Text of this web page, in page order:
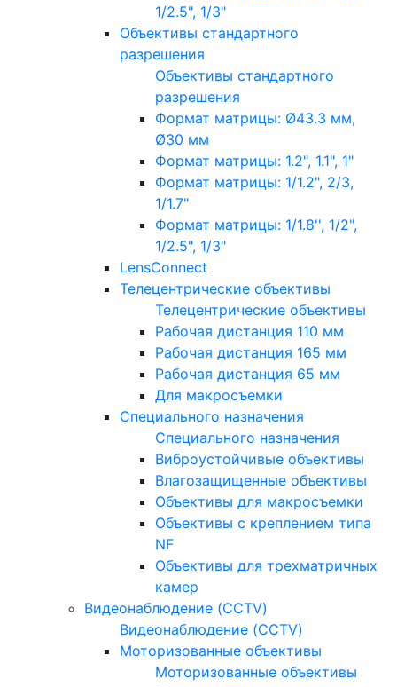
1/2.5", 1/3"
Объективы стандартного
разрешения
Объективы стандартного
разрешения
Формат матрицы: Ø43.3 мм,
Ø30 мм
Формат матрицы: 1.2", 1.1", 1"
Формат матрицы: 1/1.2", 2/3,
1/1.7"
Формат матрицы: 1/1.8'', 1/2",
1/2.5", 1/3"
LensConnect
Телецентрические объективы
Телецентрические объективы
Рабочая дистанция 110 мм
Рабочая дистанция 165 мм
Рабочая дистанция 65 мм
Для макросъемки
Специального назначения
Специального назначения
Виброустойчивые объективы
Влагозащищенные объективы
Объективы для макросъемки
Объективы с креплением типа
NF
Объективы для трехматричных
камер
Видеонаблюдение (CCTV)
Видеонаблюдение (CCTV)
Моторизованные объективы
Моторизованные объективы